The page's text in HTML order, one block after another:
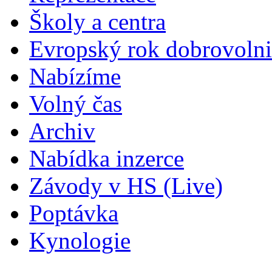
Školy a centra
Evropský rok
Nabízíme
Volný čas
Archiv
Nabídka inzerce
Závody v HS (Live)
Poptávka
Kynologie